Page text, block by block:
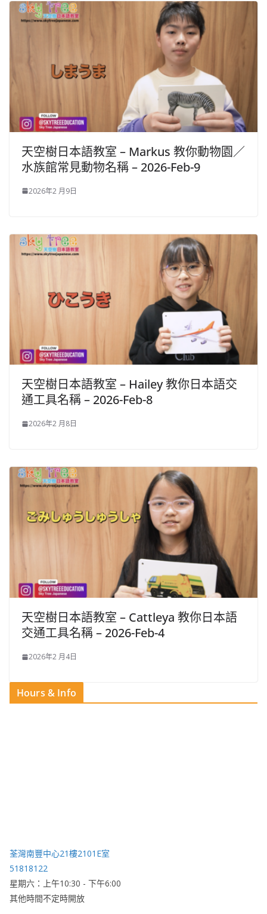
天空樹日本語教室 – Markus 教你動物園／
水族館常見動物名稱 – 2026-Feb-9
2026年2 月9日
天空樹日本語教室 – Hailey 教你日本語交
通工具名稱 – 2026-Feb-8
2026年2 月8日
天空樹日本語教室 – Cattleya 教你日本語
交通工具名稱 – 2026-Feb-4
2026年2 月4日
Hours & Info
荃灣南豐中心21樓2101E室
51818122
星期六：上午10:30 - 下午6:00
其他時間不定時開放